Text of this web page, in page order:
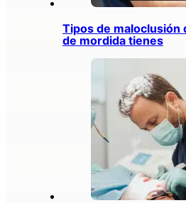
Tipos de maloclusión
de mordida tienes